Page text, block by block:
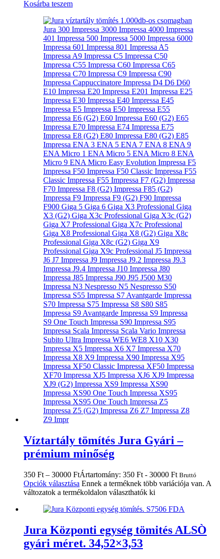
Kosárba teszem
Víztartály tömítés Jura Gyári –
prémium minőség
350 Ft – 30000 FtÁrtartomány: 350 Ft - 30000 Ft Bruttó
Opciók választása Ennek a terméknek több variációja van. A
változatok a termékoldalon választhatók ki
Jura Központi egység tömités ALSÒ
gyári méret. 34,52×3,53